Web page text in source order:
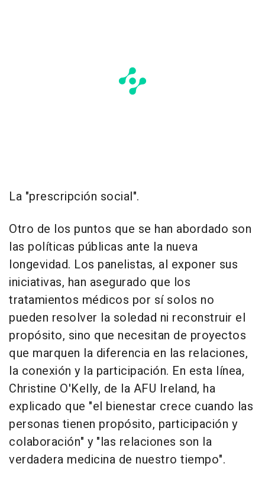
La "prescripción social".
Otro de los puntos que se han abordado son
las políticas públicas ante la nueva
longevidad. Los panelistas, al exponer sus
iniciativas, han asegurado que los
tratamientos médicos por sí solos no
pueden resolver la soledad ni reconstruir el
propósito, sino que necesitan de proyectos
que marquen la diferencia en las relaciones,
la conexión y la participación. En esta línea,
Christine O'Kelly, de la AFU Ireland, ha
explicado que "el bienestar crece cuando las
personas tienen propósito, participación y
colaboración" y "las relaciones son la
verdadera medicina de nuestro tiempo".